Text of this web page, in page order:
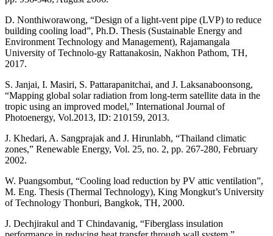
D. Nonthiworawong, “Design of a light-vent pipe (LVP) to reduce
building cooling load”, Ph.D. Thesis (Sustainable Energy and
Environment Technology and Management), Rajamangala
University of Technolo-gy Rattanakosin, Nakhon Pathom, TH,
2017.
S. Janjai, I. Masiri, S. Pattarapanitchai, and J. Laksanaboonsong,
“Mapping global solar radiation from long-term satellite data in the
tropic using an improved model,” International Journal of
Photoenergy, Vol.2013, ID: 210159, 2013.
J. Khedari, A. Sangprajak and J. Hirunlabh, “Thailand climatic
zones,” Renewable Energy, Vol. 25, no. 2, pp. 267-280, February
2002.
W. Puangsombut, “Cooling load reduction by PV attic ventilation”,
M. Eng. Thesis (Thermal Technology), King Mongkut’s University
of Technology Thonburi, Bangkok, TH, 2000.
J. Dechjirakul and T Chindavanig, “Fiberglass insulation